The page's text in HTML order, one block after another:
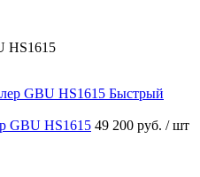
HS1615
Быстрый
GBU HS1615 49 200 руб. / шт